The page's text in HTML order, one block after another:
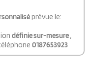
prévue le:
définie sur-mesure,
0187653923